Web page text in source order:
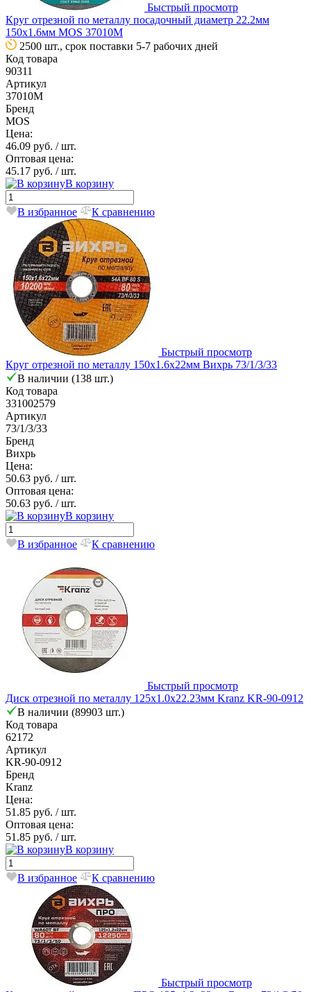
Быстрый просмотр
Круг отрезной по металлу посадочный диаметр 22.2мм
150х1.6мм MOS 37010М
2500 шт., срок поставки 5-7 рабочих дней
Код товара
90311
Артикул
37010М
Бренд
MOS
Цена:
46.09 руб. / шт.
Оптовая цена:
45.17 руб. / шт.
В корзину
В избранное К сравнению
Быстрый просмотр
Круг отрезной по металлу 150х1.6х22мм Вихрь 73/1/3/33
В наличии (138 шт.)
Код товара
331002579
Артикул
73/1/3/33
Бренд
Вихрь
Цена:
50.63 руб. / шт.
Оптовая цена:
50.63 руб. / шт.
В корзину
В избранное К сравнению
Быстрый просмотр
Диск отрезной по металлу 125х1.0х22.23мм Kranz KR-90-0912
В наличии (89903 шт.)
Код товара
62172
Артикул
KR-90-0912
Бренд
Kranz
Цена:
51.85 руб. / шт.
Оптовая цена:
51.85 руб. / шт.
В корзину
В избранное К сравнению
Быстрый просмотр